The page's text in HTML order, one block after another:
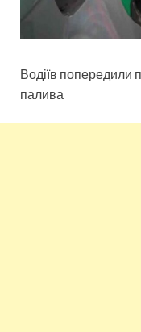
Водіїв
палива